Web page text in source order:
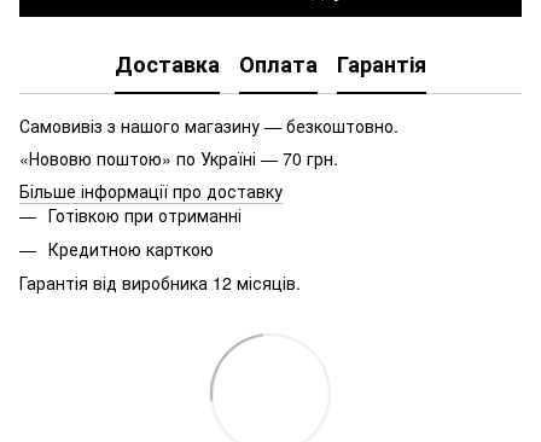
Доставка Оплата Гарантія
Самовивіз з нашого магазину — безкоштовно.
«Нововю поштою» по Україні — 70 грн.
Більше інформації про доставку
Готівкою при отриманні
Кредитною карткою
Гарантія від виробника 12 місяців.